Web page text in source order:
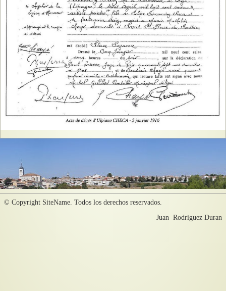
Personajes ILUSTRES▼
Su Afición TAURINA▼
GASTRONOMIA ▼
Contacto
© Copyright SiteName. Todos los derechos reservados.
Juan Rodriguez Duran